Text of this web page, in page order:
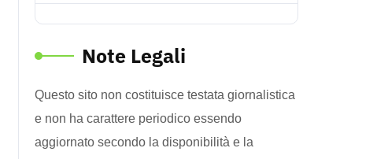
Note Legali
Questo sito non costituisce testata giornalistica
e non ha carattere periodico essendo
aggiornato secondo la disponibilità e la